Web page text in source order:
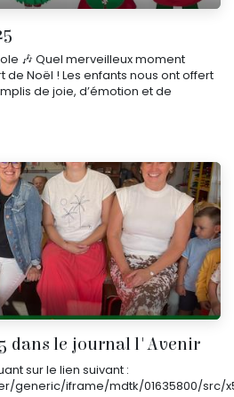
🎶 Quel merveilleux moment
Noël ! Les enfants nous ont offert
de joie, d’émotion et de
dans le journal l'Avenir
sur le lien suivant :
generic/iframe/mdtk/01635800/src/